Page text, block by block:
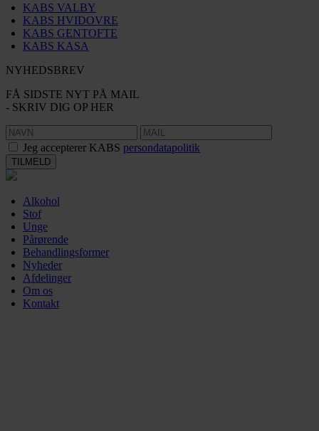
KABS VALBY
KABS HVIDOVRE
KABS GENTOFTE
KABS KASA
NYHEDSBREV
FÅ SIDSTE NYT PÅ MAIL
- SKRIV DIG OP HER
Jeg accepterer KABS persondatapolitik
Alkohol
Stof
Unge
Pårørende
Behandlingsformer
Nyheder
Afdelinger
Om os
Kontakt